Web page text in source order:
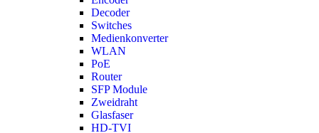
Decoder
Switches
Medienkonverter
WLAN
PoE
Router
SFP Module
Zweidraht
Glasfaser
HD-TVI